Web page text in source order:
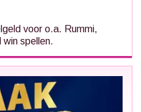
voor o.a. Rummi,
win spellen.